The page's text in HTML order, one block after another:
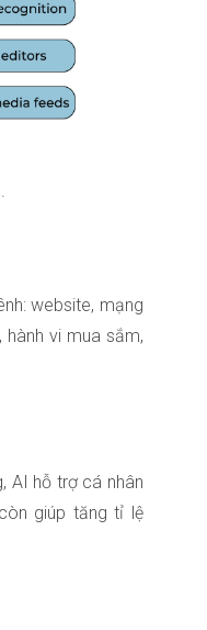
website, mạng
hành vi mua sắm,
AI hỗ trợ cá nhân
giúp tăng tỉ lệ